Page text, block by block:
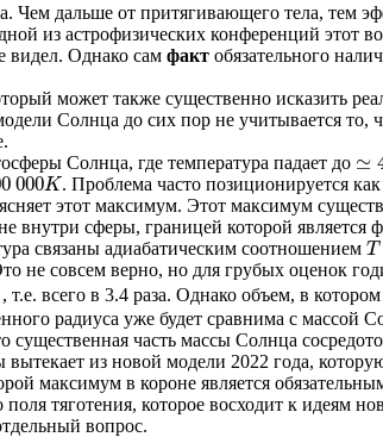
дальше от притягивающего тела, тем
из астрофизических конференций этот
видел. Однако сам факт обязательного
может также существенно исказить
Солнца до сих пор не учитывается то,
Солнца, где температура падает до ≃
≃
000K
000K . Проблема часто позиционируется
этот максимум. Этот максимум
внутри сферы, границей которой является
связаны адиабатическим соотношением T
T
не совсем верно, но для грубых оценок
, т.е. всего в 3.4 раза. Однако объем, в
радиуса уже будет сравнима с массой
существенная часть массы Солнца
из новой модели 2022 года,
максимум в короне является
тяготения, которое восходит к
вопрос.